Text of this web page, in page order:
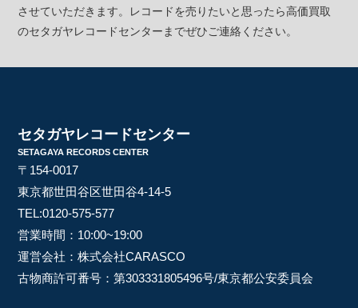
させていただきます。レコードを売りたいと思ったら高価買取
のセタガヤレコードセンターまでぜひご連絡ください。
セタガヤレコードセンター
SETAGAYA RECORDS CENTER
〒154-0017
東京都世田谷区世田谷4-14-5
TEL:0120-575-577
営業時間：10:00~19:00
運営会社：株式会社CARASCO
古物商許可番号：第303331805496号/東京都公安委員会